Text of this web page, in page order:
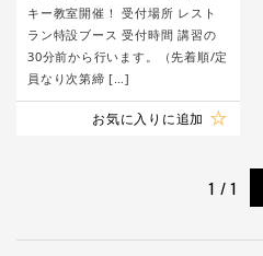
キー教室開催！ 受付場所 レスト
ラン特設ブース 受付時間 講習の
30分前から行います。（先着順/定
員なり次第締 […]
お気に入りに追加
1 / 1